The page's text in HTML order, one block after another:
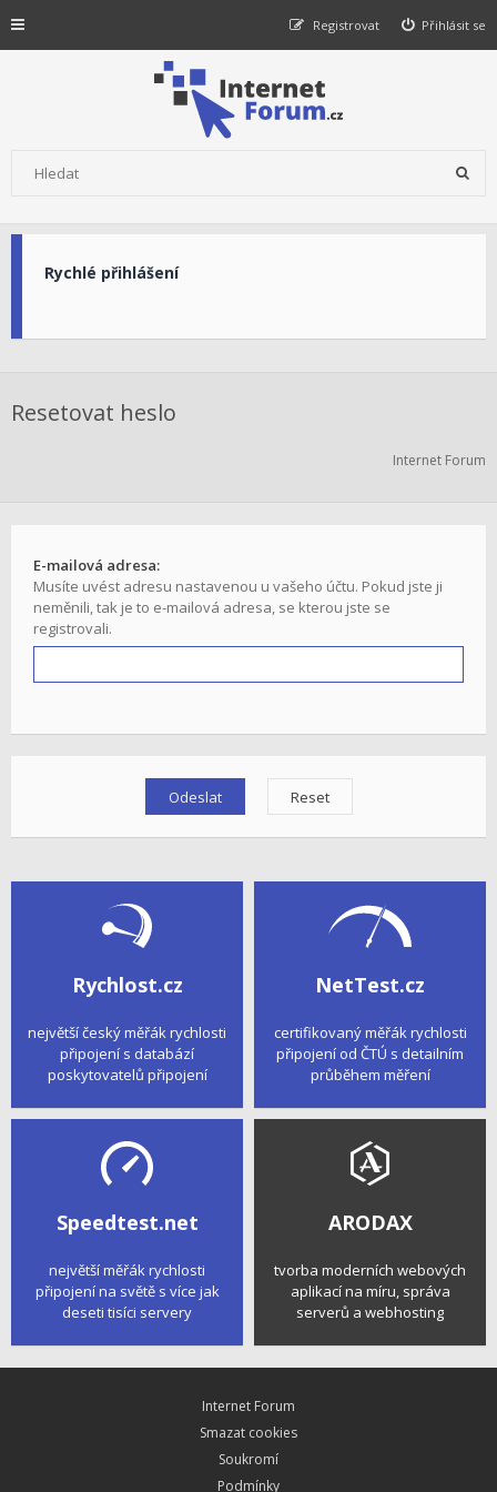
Přihlásit se
Registrovat
Rychlé přihlášení
Resetovat heslo
Internet Forum
E-mailová adresa:
Musíte uvést adresu nastavenou u vašeho účtu. Pokud jste ji
neměnili, tak je to e-mailová adresa, se kterou jste se
registrovali.
Rychlost.cz
největší český měřák rychlosti
připojení s databází
poskytovatelů připojení
NetTest.cz
certifikovaný měřák rychlosti
připojení od ČTÚ s detailním
průběhem měření
Speedtest.net
největší měřák rychlosti
připojení na světě s více jak
deseti tisíci servery
ARODAX
tvorba moderních webových
aplikací na míru, správa
serverů a webhosting
Internet Forum
Smazat cookies
Soukromí
Podmínky